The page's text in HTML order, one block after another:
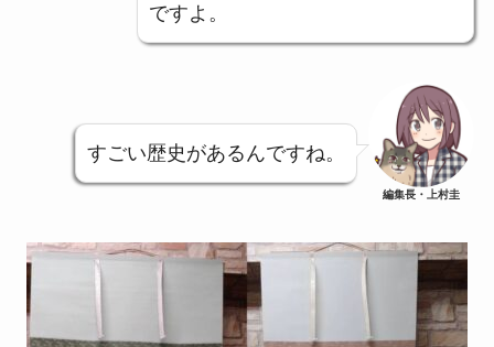
ですよ。
すごい歴史があるんですね。
編集長・上村圭